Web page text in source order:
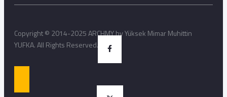
Copyright © 2014-2025 ARCHMY by Yüksek Mimar Muhittin
YUFKA. All Rights Reserved.